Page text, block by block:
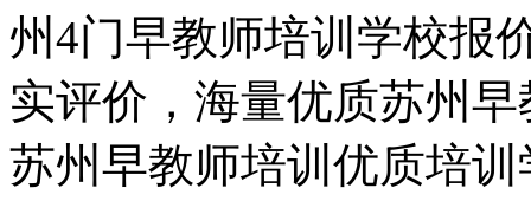
州4门早教师培训学校报
实评价，海量优质苏州
苏州早教师培训优质培